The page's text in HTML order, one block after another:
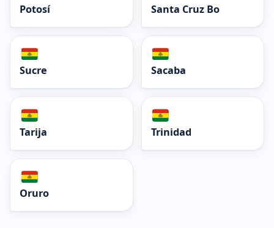
Potosí Santa Cruz Bo
Sucre Sacaba
Tarija Trinidad
Oruro